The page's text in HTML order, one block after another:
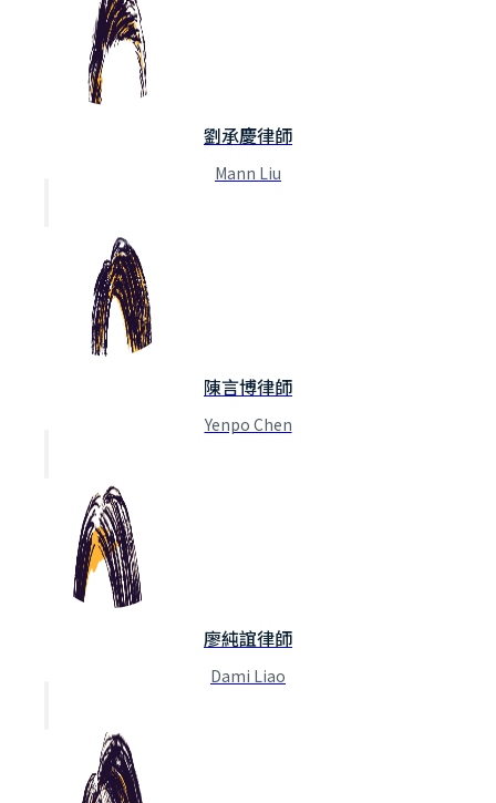
劉承慶律師
Mann Liu
陳言博律師
Yenpo Chen
廖純誼律師
Dami Liao